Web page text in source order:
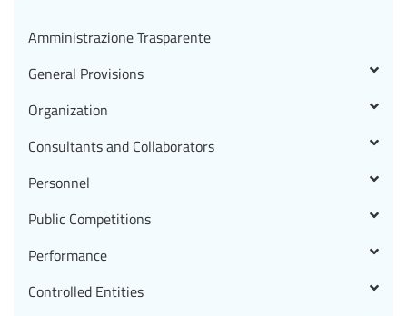
Amministrazione Trasparente
General Provisions
Organization
Consultants and Collaborators
Personnel
Public Competitions
Performance
Controlled Entities